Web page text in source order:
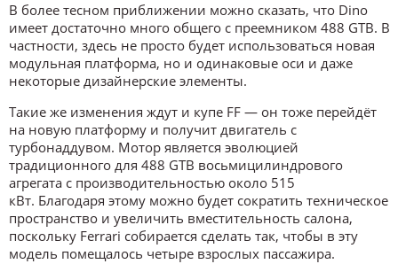
В более тесном приближении можно сказать, что Dino
имеет достаточно много общего с преемником 488 GTB. В
частности, здесь не просто будет использоваться новая
модульная платформа, но и одинаковые оси и даже
некоторые дизайнерские элементы.
Такие же изменения ждут и купе FF — он тоже перейдёт
на новую платформу и получит двигатель с
турбонаддувом. Мотор является эволюцией
традиционного для 488 GTB восьмицилиндрового
агрегата с производительностью около 515
кВт. Благодаря этому можно будет сократить техническое
пространство и увеличить вместительность салона,
поскольку Ferrari собирается сделать так, чтобы в эту
модель помещалось четыре взрослых пассажира.